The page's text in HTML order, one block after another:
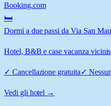
Booking.com
🛏️
Dormi a due passi da Via San
Hotel, B&B e case vacanza
✓ Cancellazione gratuita✓
Vedi gli hotel →